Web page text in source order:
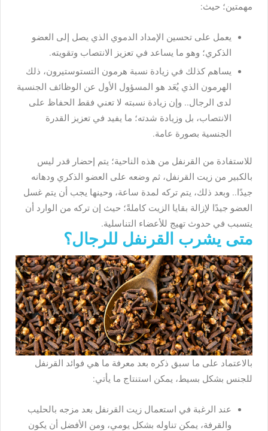
مهمتين؛ حيث:
يعمل على تحسين الإمداد الدموي الذي يصل إلى العضو
الذكري؛ وهو ما يساعد في تعزيز الانتصاب وتقويته.
يساهم كذلك في زيادة نسبة هرمون التستوستيرون، ذلك
الهرمون الذي يُعَد هو المسؤول الأول عن الوظائف الجنسية
لدى الرجال.. وإن زيادة نسبته لا تعني فقط الحفاظ على
الانتصاب، بل وزيادة شدته؛ ما يفيد في تعزيز القدرة
الجنسية بصورة عامة.
للاستفادة من القرنفل من هذه الناحية؛ يتم إحضار قدر ليس
بالكبير من زيت القرنفل، ثم وضعه على العضو الذكري ودهانه
جيدًا.. وبعد ذلك، يتم تركه لمدة ساعة، وحينها يجب أن يتم غسل
العضو جيدًا لإزالة بقايا الزيت كاملةً؛ حيث إن تركه من الوارد أن
يتسبب في حدوث تهيج للأعضاء التناسلية.
متى يشرب القرنفل للرجال؟
بالاعتماد على ما سبق ذكره بعد معرفة ما هي فوائد القرنفل
للجنس بشكل بسيط، يمكن استنتاج ما يأتي:
عند الرغبة في استعمال زيت القرنفل بعد مزجه بالحليب
والقرفة، يمكن تناوله بشكل يومي، ومن الأفضل أن يكون